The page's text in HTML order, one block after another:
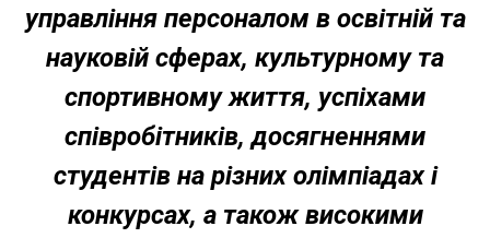
управління персоналом в освітній та
науковій сферах, культурному та
спортивному життя, успіхами
співробітників, досягненнями
студентів на різних олімпіадах і
конкурсах, а також високими